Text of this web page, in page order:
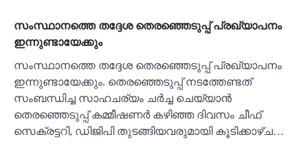
സംസ്ഥാനത്തെ തദ്ദേശ തെരഞ്ഞെടുപ്പ് പ്രഖ്യാപനം
ഇന്നുണ്ടായേക്കും
സംസ്ഥാനത്തെ തദ്ദേശ തെരഞ്ഞെടുപ്പ് പ്രഖ്യാപനം
ഇന്നുണ്ടായേക്കും. തെരഞ്ഞെടുപ്പ് നടത്തേണ്ടത്
സംബന്ധിച്ച സാഹചര്യം ചര്‍ച്ച ചെയ്യാന്‍
തെരഞ്ഞെടുപ്പ് കമ്മീഷണര്‍ കഴിഞ്ഞ ദിവസം ചീഫ്
സെക്രട്ടറി, ഡിജിപി തുടങ്ങിയവരുമായി കൂടിക്കാഴ്ച…